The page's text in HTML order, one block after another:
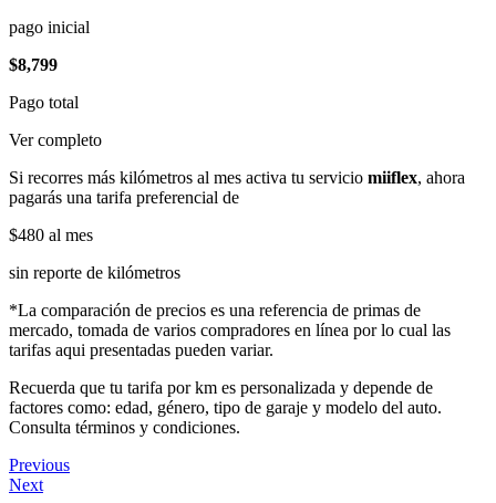
pago inicial
$8,799
Pago total
Ver completo
Si recorres más kilómetros al mes activa tu servicio miiflex, ahora
pagarás una tarifa preferencial de
$480 al mes
sin reporte de kilómetros
*La comparación de precios es una referencia de primas de
mercado, tomada de varios compradores en línea por lo cual las
tarifas aqui presentadas pueden variar.
Recuerda que tu tarifa por km es personalizada y depende de
factores como: edad, género, tipo de garaje y modelo del auto.
Consulta términos y condiciones.
Previous
Next